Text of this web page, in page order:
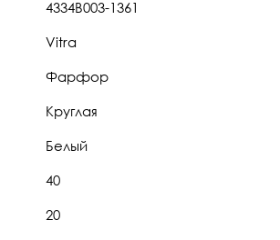
4334B003-1361
Vitra
Фарфор
Круглая
Белый
40
20